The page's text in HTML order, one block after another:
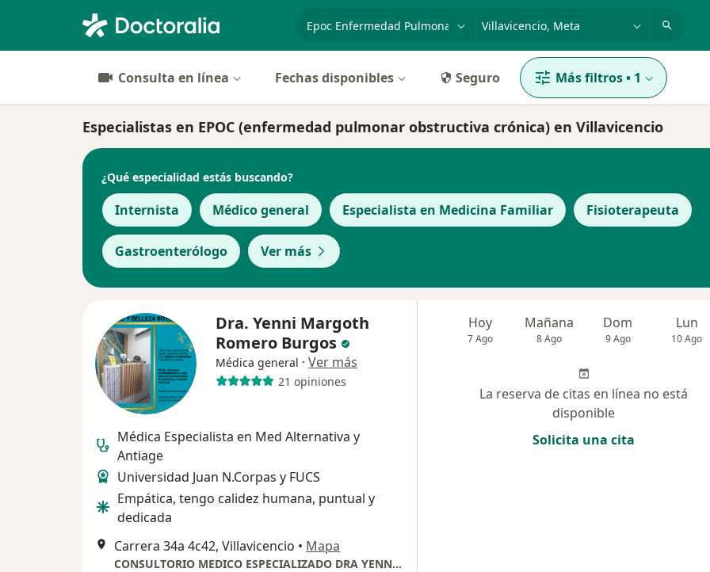
Consulta en línea Fechas disponibles Seguro Más filtros• 1
Especialistas en EPOC (enfermedad pulmonar obstructiva crónica) en Villavicencio
¿Qué especialidad estás buscando?
Internista Médico general Especialista en Medicina Familiar Fisioterapeuta
Gastroenterólogo Ver más
Dra. Yenni Margoth
Romero Burgos
Médica general · Ver más
21 opiniones
Médica Especialista en Med Alternativa y
Antiage
Universidad Juan N.Corpas y FUCS
Empática, tengo calidez humana, puntual y
dedicada
Carrera 34a 4c42, Villavicencio • Mapa
CONSULTORIO MEDICO ESPECIALIZADO DRA YENNI ROMERO
Hoy
7 Ago
Mañana
8 Ago
Dom
9 Ago
Lun
10 Ago
La reserva de citas en línea no está
disponible
Solicita una cita